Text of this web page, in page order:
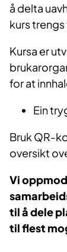
å delta
kurs
Kursa er
for at
Ein
Bruk QR-
oversikt
Vi
til å dele
til flest